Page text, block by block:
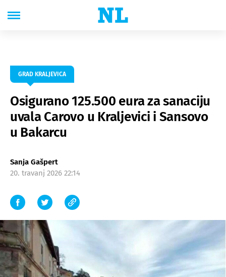
GRAD KRALJEVICA
Osigurano 125.500 eura za sanaciju
uvala Carovo u Kraljevici i Sansovo
u Bakarcu
Sanja Gašpert
20. travanj 2026 22:14